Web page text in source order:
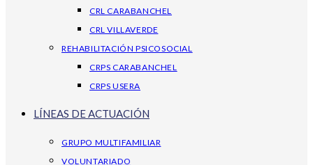
CRL CARABANCHEL
CRL VILLAVERDE
REHABILITACIÓN PSICOSOCIAL
CRPS CARABANCHEL
CRPS USERA
LÍNEAS DE ACTUACIÓN
GRUPO MULTIFAMILIAR
VOLUNTARIADO